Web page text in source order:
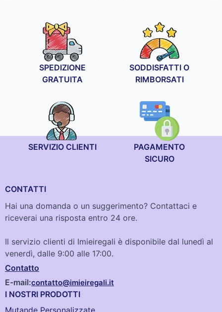
19,90 €
a
21,90 €
SPEDIZIONE
GRATUITA
SODDISFATTI O
RIMBORSATI
SERVIZIO CLIENTI
PAGAMENTO
SICURO
CONTATTI
Hai una domanda o un suggerimento? Contattaci e
riceverai una risposta entro 24 ore.
Il servizio clienti di Imieiregali è disponibile dal lunedì al
venerdì, dalle 9:00 alle 17:00.
Contatto
E-mail:contatto@imieiregali.it
I NOSTRI PRODOTTI